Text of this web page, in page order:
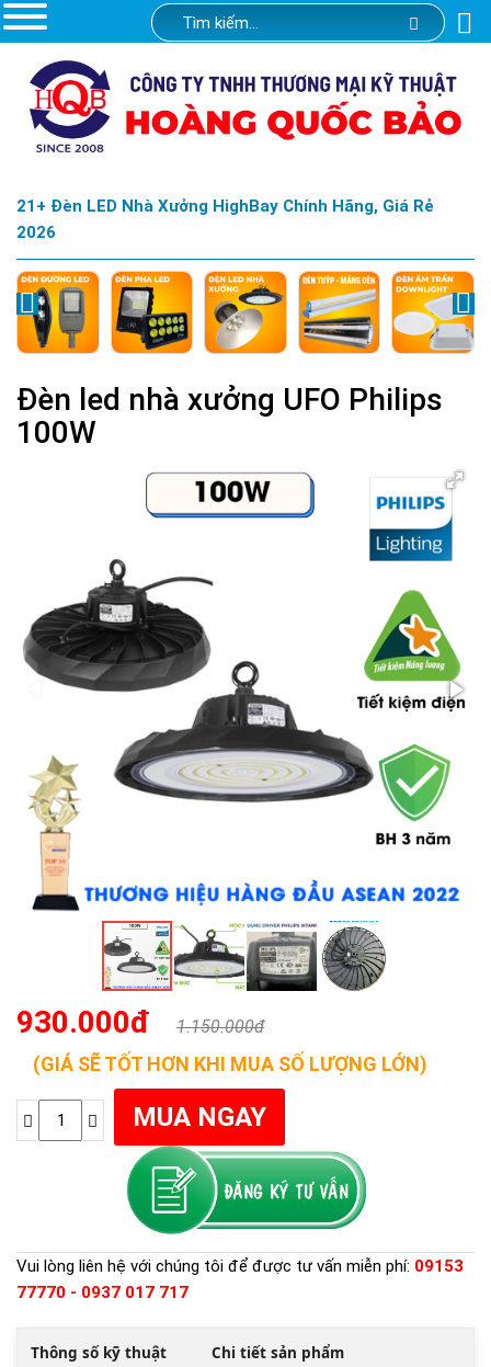
21+ Đèn LED Nhà Xưởng HighBay Chính Hãng, Giá Rẻ
2026
Đèn led nhà xưởng UFO Philips
100W
930.000đ 1.150.000đ
(GIÁ SẼ TỐT HƠN KHI MUA SỐ LƯỢNG LỚN)
Vui lòng liên hệ với chúng tôi để được tư vấn miễn phí: 09153
77770 - 0937 017 717
Thông số kỹ thuật Chi tiết sản phẩm